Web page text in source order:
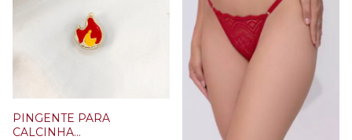
PINGENTE PARA
CALCINHA